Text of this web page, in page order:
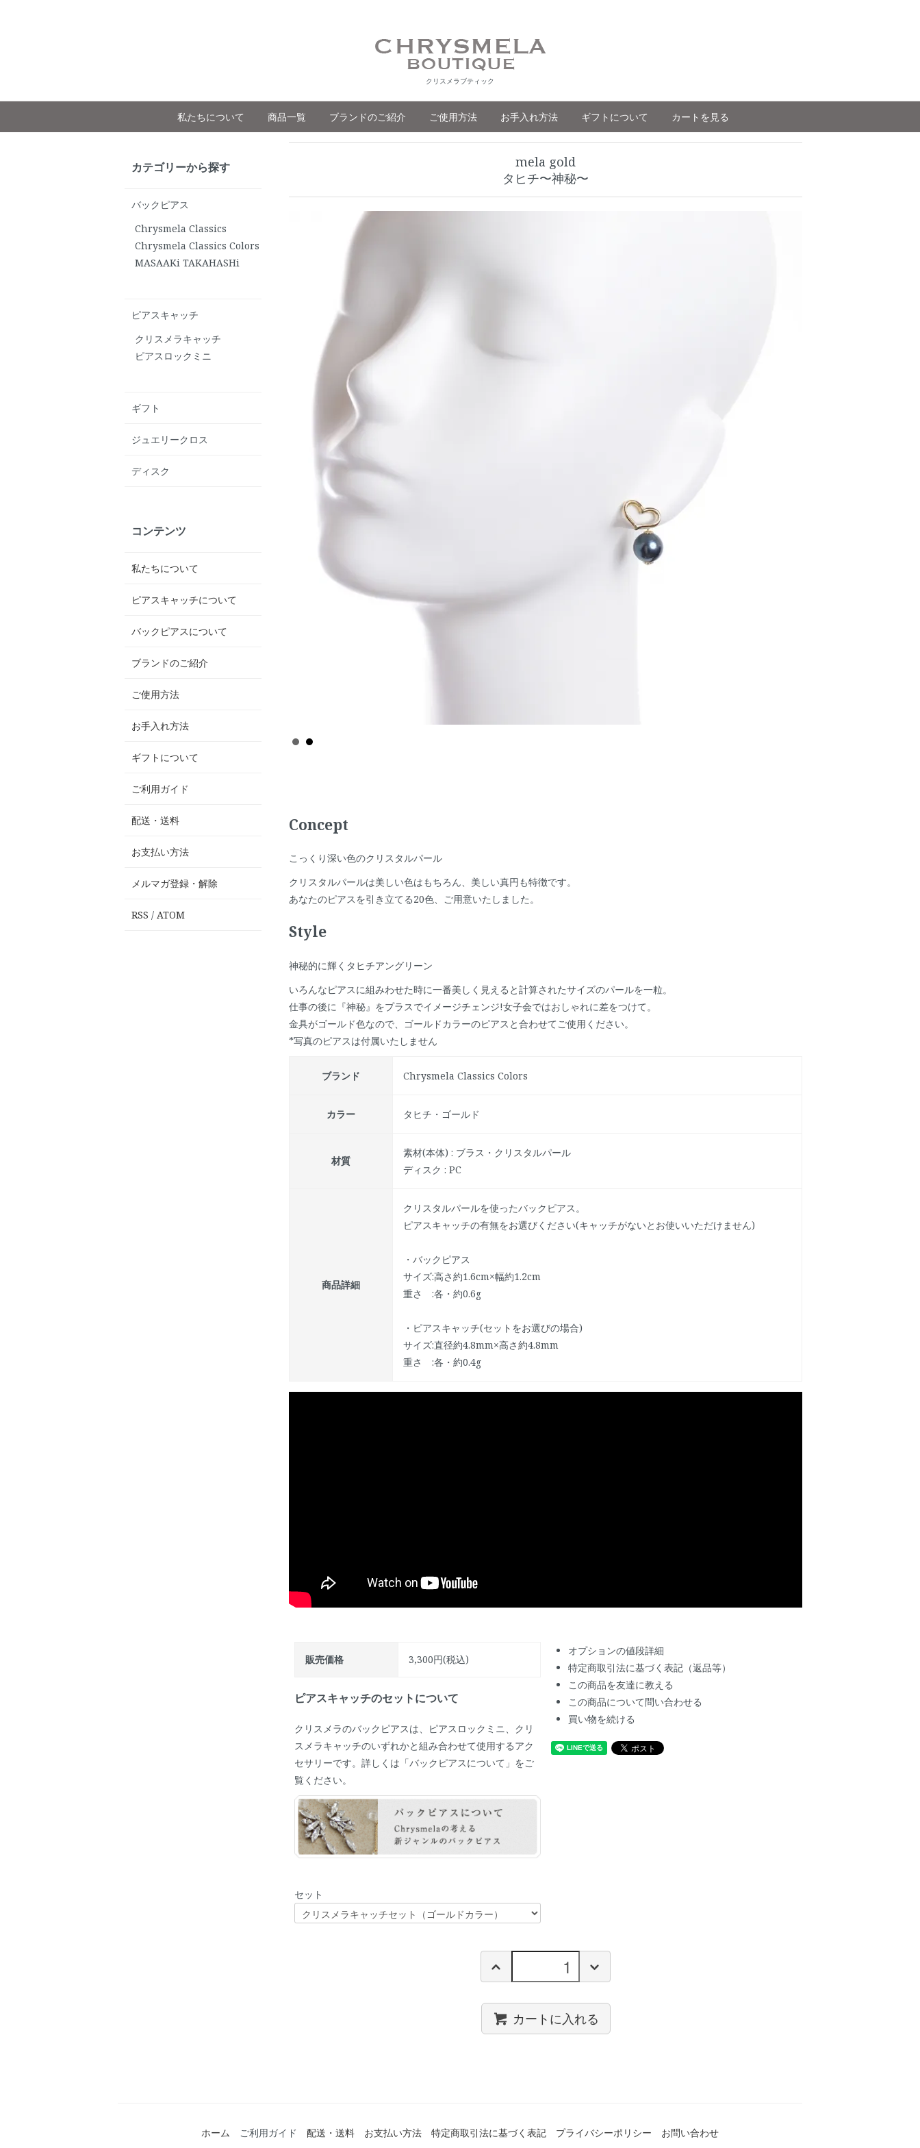
クリスメラブティック
私たちについて 商品一覧 ブランドのご紹介 ご使用方法 お手入れ方法 ギフトについて カートを見る
mela gold
タヒチ〜神秘〜
Concept
こっくり深い色のクリスタルパール
クリスタルパールは美しい色はもちろん、美しい真円も特徴です。
あなたのピアスを引き立てる20色、ご用意いたしました。
Style
神秘的に輝くタヒチアングリーン
いろんなピアスに組みわせた時に一番美しく見えると計算されたサイズのパールを一粒。
仕事の後に『神秘』をプラスでイメージチェンジ!女子会ではおしゃれに差をつけて。
金具がゴールド色なので、ゴールドカラーのピアスと合わせてご使用ください。
*写真のピアスは付属いたしません
ブランド Chrysmela Classics Colors
カラー タヒチ・ゴールド
材質
素材(本体) : ブラス・クリスタルパール
ディスク : PC
商品詳細
クリスタルパールを使ったバックピアス。
ピアスキャッチの有無をお選びください(キャッチがないとお使いいただけません)
・バックピアス
サイズ:高さ約1.6cm×幅約1.2cm
重さ :各・約0.6g
・ピアスキャッチ(セットをお選びの場合)
サイズ:直径約4.8mm×高さ約4.8mm
重さ :各・約0.4g
販売価格 3,300円(税込)
ピアスキャッチのセットについて
クリスメラのバックピアスは、ピアスロックミニ、クリ
スメラキャッチのいずれかと組み合わせて使用するアク
セサリーです。詳しくは「バックピアスについて」をご
覧ください。
オプションの値段詳細
特定商取引法に基づく表記（返品等）
この商品を友達に教える
この商品について問い合わせる
買い物を続ける
セット
カートに入れる
カテゴリーから探す
バックピアス
Chrysmela Classics
Chrysmela Classics Colors
MASAAKi TAKAHASHi
ピアスキャッチ
クリスメラキャッチ
ピアスロックミニ
ギフト
ジュエリークロス
ディスク
コンテンツ
私たちについて
ピアスキャッチについて
バックピアスについて
ブランドのご紹介
ご使用方法
お手入れ方法
ギフトについて
ご利用ガイド
配送・送料
お支払い方法
メルマガ登録・解除
RSS / ATOM
ホーム ご利用ガイド 配送・送料 お支払い方法 特定商取引法に基づく表記 プライバシーポリシー
お問い合わせ